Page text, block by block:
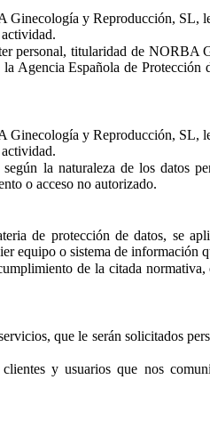
y Reproducción, SL,
personal, titularidad de NORBA
Agencia Española de Protección
y Reproducción, SL,
la naturaleza de los datos
o acceso no autorizado.
de protección de datos, se
equipo o sistema de información
de la citada
que le serán solicitados
y usuarios que nos